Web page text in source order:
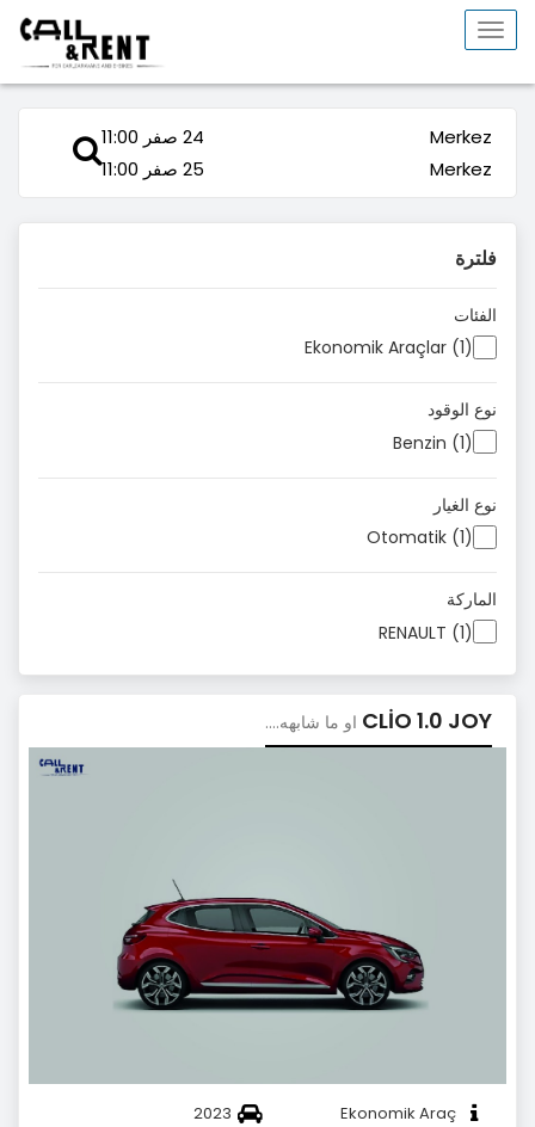
Toggle
Merkez
24 صفر 11:00
Merkez
25 صفر 11:00
فلترة
الفئات
Ekonomik Araçlar (1)
نوع الوقود
Benzin (1)
نوع الغيار
Otomatik (1)
الماركة
RENAULT (1)
CLİO 1.0 JOY او ما شابهه....
2023 Ekonomik Araç